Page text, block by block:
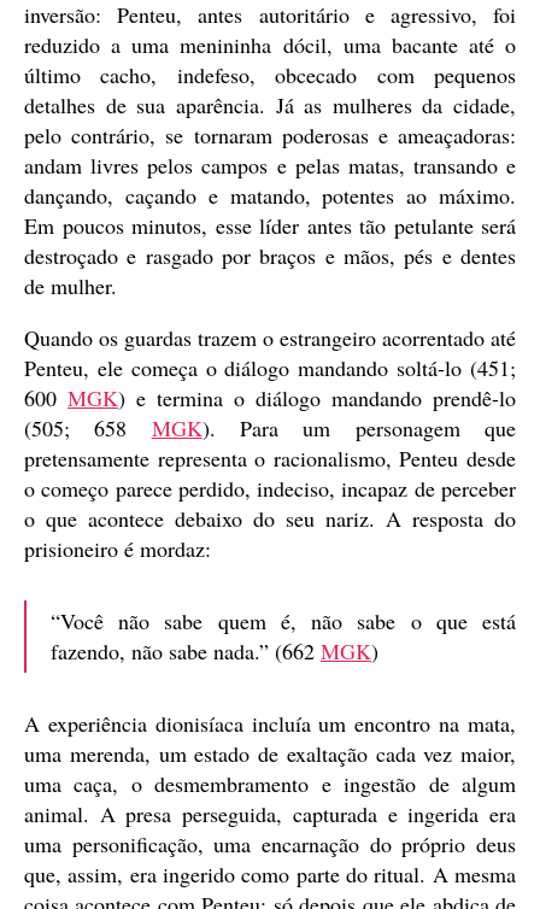
inversão: Penteu, antes autoritário e agressivo, foi
reduzido a uma menininha dócil, uma bacante até o
último cacho, indefeso, obcecado com pequenos
detalhes de sua aparência. Já as mulheres da cidade,
pelo contrário, se tornaram poderosas e ameaçadoras:
andam livres pelos campos e pelas matas, transando e
dançando, caçando e matando, potentes ao máximo.
Em poucos minutos, esse líder antes tão petulante será
destroçado e rasgado por braços e mãos, pés e dentes
de mulher.
Quando os guardas trazem o estrangeiro acorrentado até
Penteu, ele começa o diálogo mandando soltá-lo (451;
600 MGK) e termina o diálogo mandando prendê-lo
(505; 658 MGK). Para um personagem que
pretensamente representa o racionalismo, Penteu desde
o começo parece perdido, indeciso, incapaz de perceber
o que acontece debaixo do seu nariz. A resposta do
prisioneiro é mordaz:
“Você não sabe quem é, não sabe o que está
fazendo, não sabe nada.” (662 MGK)
A experiência dionisíaca incluía um encontro na mata,
uma merenda, um estado de exaltação cada vez maior,
uma caça, o desmembramento e ingestão de algum
animal. A presa perseguida, capturada e ingerida era
uma personificação, uma encarnação do próprio deus
que, assim, era ingerido como parte do ritual. A mesma